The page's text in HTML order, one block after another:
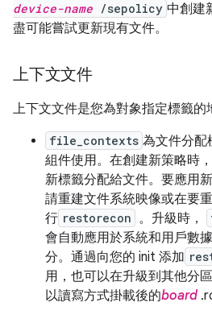
device-name /sepolicy 中創建
盡可能嘗試更新現有文件。
上下文文件
上下文文件是您為對象指定標籤的
file_contexts 為文件分配
組件使用。在創建新策略時
新標籤分配給文件。要應用
請重建文件系統映像或在要
行 restorecon 。升級時，
會自動應用於系統和用戶數
分。通過向您的 init 添加
用，也可以在升級到其他分
以讀寫方式掛載後的board